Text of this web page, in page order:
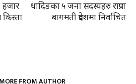
हजार
किस्ता
धादिङका ५ जना सदस्यहरु राप्रपा
बागमती प्रदेशमा निर्वाचित
MORE FROM AUTHOR